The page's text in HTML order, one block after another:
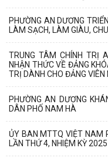
PHƯỜNG AN DƯƠNG
LÀM SẠCH, LÀM GIÀU,
TRUNG TÂM CHÍNH TRỊ
NHẬN THỨC VỀ ĐẢNG
TRỊ DÀNH CHO ĐẢNG VIÊN
PHƯỜNG AN DƯƠNG
DÂN PHỐ NAM HÀ
ỦY BAN MTTQ VIỆT NAM
LẦN THỨ 4, NHIỆM KỲ